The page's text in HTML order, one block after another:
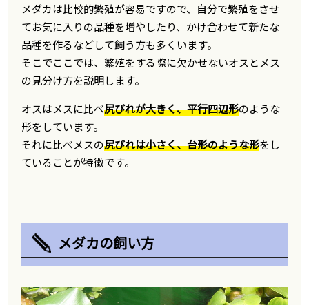
メダカは比較的繁殖が容易ですので、自分で繁殖をさせ
てお気に入りの品種を増やしたり、かけ合わせて新たな
品種を作るなどして飼う方も多くいます。
そこでここでは、繁殖をする際に欠かせないオスとメス
の見分け方を説明します。
オスはメスに比べ尻びれが大きく、平行四辺形のような
形をしています。
それに比べメスの尻びれは小さく、台形のような形をし
ていることが特徴です。
メダカの飼い方